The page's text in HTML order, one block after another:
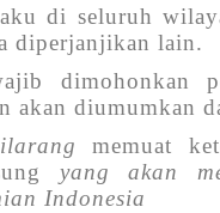
di seluruh
diperjanjikan lain.
dimohonkan
akan diumumkan
memuat
yang akan
Indonesia